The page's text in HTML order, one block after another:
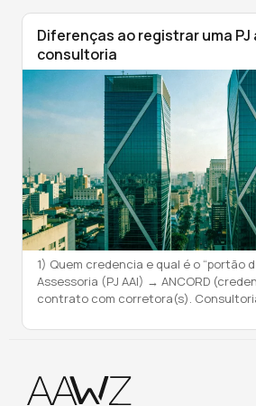
Diferenças ao registrar uma PJ
consultoria
1) Quem credencia e qual é o “portão
Assessoria (PJ AAI) → ANCORD
contrato com corretora(s).
Tradução prática: AAI-PJ precisa da
[…]